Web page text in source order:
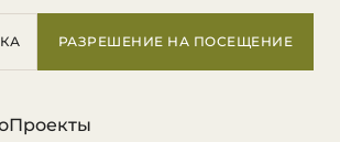
РАЗРЕШЕНИЕ НА ПОСЕЩЕНИЕ
Проекты